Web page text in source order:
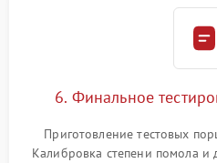
6. Финальное
Приготовление тестовых
Калибровка степени помола и